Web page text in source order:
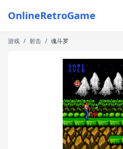
OnlineRetroGame
首页
游戏 / 射击 / 魂斗罗